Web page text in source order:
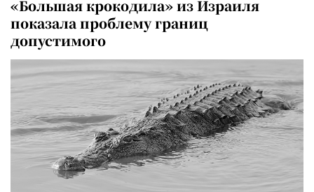
«Большая крокодила» из Израиля
показала проблему границ
допустимого